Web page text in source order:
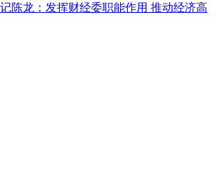
陈龙：发挥财经委职能作用 推动经济高